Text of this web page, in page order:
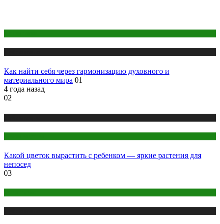
Как найти себя через гармонизацию духовного и
материального мира 01
4 года назад
02
Какой цветок вырастить с ребенком — яркие растения для
непосед
03